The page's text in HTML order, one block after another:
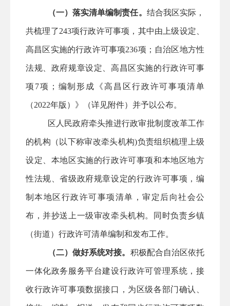
（一）落实清单编制责任。 结合我区实际，
共梳理了243项行政许可事项，其中由上级设定、
高昌区实施的行政许可事项236项；自治区地方性
法规、政府规章设定 、高昌区实施的行政许可事
项 7项；编制形成《高昌区行政许可事项清单
（2022年版）》（详见附件）并予以公布。
区 人民政府牵头推进行政审批制度改革工作
的机构（以下称审改牵头机构)负责组织梳理上级
设定、本地区实施的行政许可事项和本地区地方
性法规、省级政府规章设定的行政许可事项，编
制本地区行政许可事项清单，审定后向社会公
布，并抄送上一级审改牵头机构。 同时负责乡镇
（街道）行政许可清单编制和发布工作。
（二）做好系统对接。 积极配合自治区依托
一体化政务服务平台建设行政许可管理系统，接
收行政许可事项数据接口，为 区级各部门确认、